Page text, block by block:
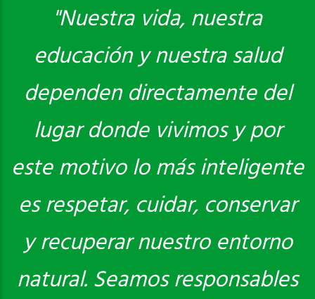
"Nuestra vida, nuestra
educación y nuestra salud
dependen directamente del
lugar donde vivimos y por
este motivo lo más inteligente
es respetar, cuidar, conservar
y recuperar nuestro entorno
natural. Seamos responsables